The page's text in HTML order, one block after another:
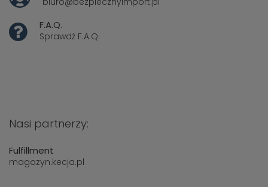
F.A.Q.
Sprawdź F.A.Q.
Nasi partnerzy:
Fulfillment
magazyn.kecja.pl